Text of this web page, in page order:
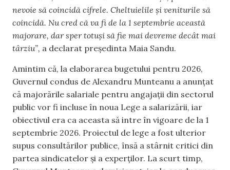
nevoie să coincidă cifrele. Cheltuielile și veniturile să
coincidă. Nu cred că va fi de la 1 septembrie această
majorare, dar sper totuși să fie mai devreme decât mai
târziu”, a declarat președinta Maia Sandu.
Amintim că, la elaborarea bugetului pentru 2026,
Guvernul condus de Alexandru Munteanu a anunțat
că majorările salariale pentru angajații din sectorul
public vor fi incluse în noua Lege a salarizării, iar
obiectivul era ca aceasta să intre în vigoare de la 1
septembrie 2026. Proiectul de lege a fost ulterior
supus consultărilor publice, însă a stârnit critici din
partea sindicatelor și a experților. La scurt timp,